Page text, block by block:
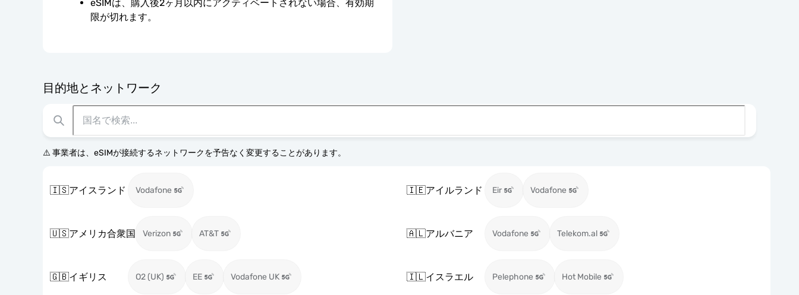
eSIMは、購入後2ヶ月以内にアクティベートされない場合、有効期
限が切れます。
目的地とネットワーク
⚠️ 事業者は、eSIMが接続するネットワークを予告なく変更することがあります。
🇮🇸アイスランド Vodafone 🇮🇪アイルランド Eir Vodafone
🇺🇸アメリカ合衆国 Verizon AT&T 🇦🇱アルバニア Vodafone Telekom.al
🇬🇧イギリス O2 (UK) EE Vodafone UK 🇮🇱イスラエル Pelephone Hot Mobile